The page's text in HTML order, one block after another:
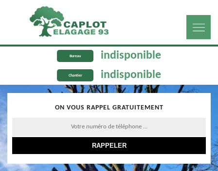
Bureau indisponible
Chantier indisponible
ON VOUS RAPPEL GRATUITEMENT